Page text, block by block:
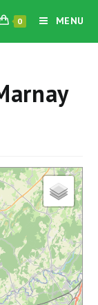
0 MENU